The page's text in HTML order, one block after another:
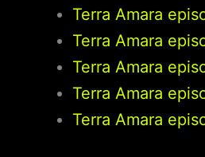
Terra Amara
Terra Amara
Terra Amara
Terra Amara
Terra Amara